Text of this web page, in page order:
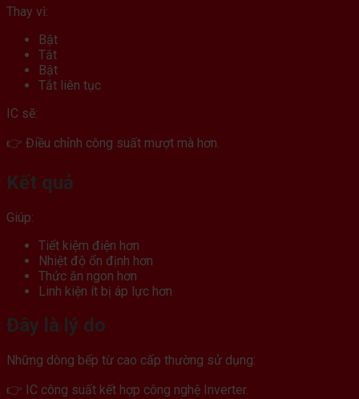
Thay vì:
Bật
Tắt
Bật
Tắt liên tục
IC sẽ:
👉 Điều chỉnh công suất mượt mà hơn.
Kết quả
Giúp:
Tiết kiệm điện hơn
Nhiệt độ ổn định hơn
Thức ăn ngon hơn
Linh kiện ít bị áp lực hơn
Đây là lý do
Những dòng bếp từ cao cấp thường sử dụng:
👉 IC công suất kết hợp công nghệ Inverter.